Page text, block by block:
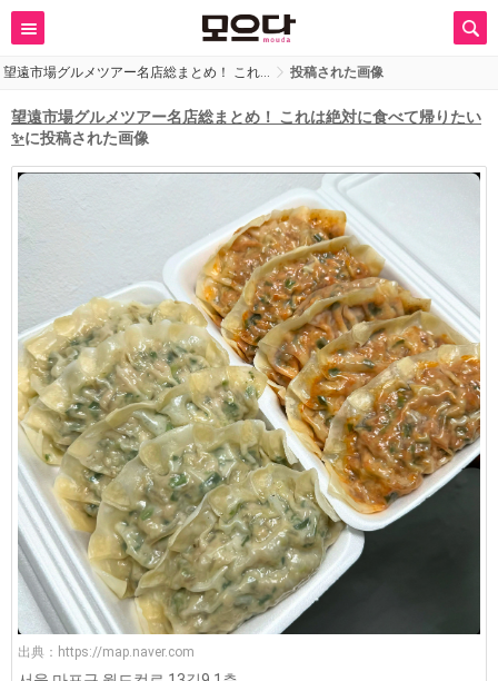
望遠市場グルメツアー名店総まとめ！ これ… 投稿された画像
望遠市場グルメツアー名店総まとめ！ これは絶対に食べて帰りたい
✨に投稿された画像
出典： https://map.naver.com